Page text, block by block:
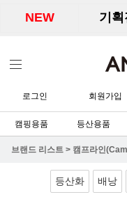
NEW 기획
로그인 회원가입
캠핑용품 등산용품
브랜드 리스트 > 캠프라인
등산화 배낭